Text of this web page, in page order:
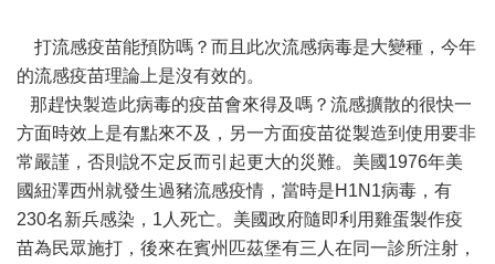
打流感疫苗能預防嗎？而且此次流感病毒是大變種，今年
的流感疫苗理論上是沒有效的。
那趕快製造此病毒的疫苗會來得及嗎？流感擴散的很快一
方面時效上是有點來不及，另一方面疫苗從製造到使用要非
常嚴謹，否則說不定反而引起更大的災難。美國1976年美
國紐澤西州就發生過豬流感疫情，當時是H1N1病毒，有
230名新兵感染，1人死亡。美國政府隨即利用雞蛋製作疫
苗為民眾施打，後來在賓州匹茲堡有三人在同一診所注射，